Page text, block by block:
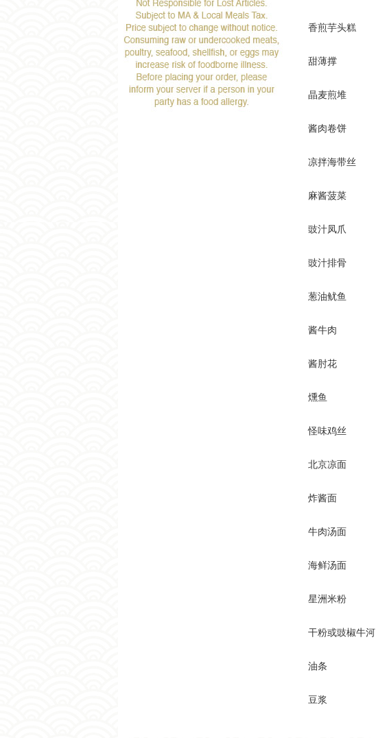
香煎芋头糕
甜薄撑
晶麦煎堆
酱肉卷饼
凉拌海带丝
麻酱菠菜
豉汁凤爪
豉汁排骨
葱油鱿鱼
酱牛肉
酱肘花
燻鱼
怪味鸡丝
北京凉面
炸酱面
牛肉汤面
海鲜汤面
星洲米粉
干粉或豉椒牛河
油条
豆浆